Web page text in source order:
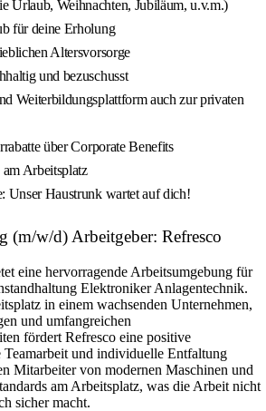
Urlaub, Weihnachten, Jubiläum, u.v.m.)
für deine Erholung
Altersvorsorge
und bezuschusst
Weiterbildungsplattform auch zur privaten
über Corporate Benefits
Arbeitsplatz
Unser Haustrunk wartet auf dich!
(m/w/d) Arbeitgeber: Refresco
eine hervorragende Arbeitsumgebung für
Elektroniker Anlagentechnik.
in einem wachsenden Unternehmen,
und umfangreichen
fördert Refresco eine positive
Teamarbeit und individuelle Entfaltung
Mitarbeiter von modernen Maschinen und
am Arbeitsplatz, was die Arbeit nicht
sicher macht.